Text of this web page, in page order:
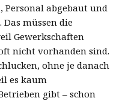
abgebaut und
müssen die
Gewerkschaften
nicht vorhanden sind.
ohne je danach
es kaum
gibt – schon